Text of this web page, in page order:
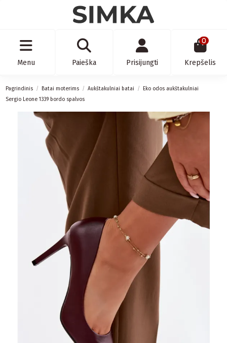
Menu Paieška Prisijungti
0
Krepšelis
Pagrindinis Batai moterims Aukštakulniai batai
Eko odos aukštakulniai
Sergio Leone 1339 bordo spalvos